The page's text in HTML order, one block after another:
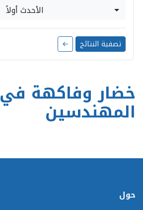
الأحدث أولاً
← تصفية النتائج
خضار وفاكهة في
المهندسين
حول